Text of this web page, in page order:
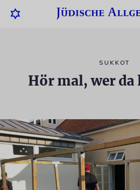
SUKKOT
Hör mal, wer